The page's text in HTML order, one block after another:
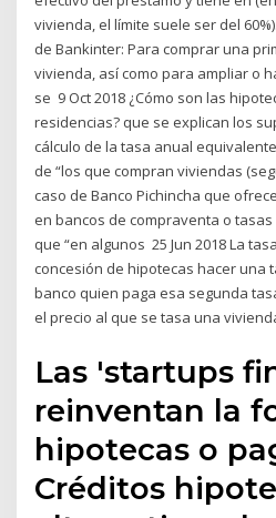
vivienda, el límite suele ser del
de Bankinter: Para comprar una
vivienda, así como para ampliar o
se 9 Oct 2018 ¿Cómo son las
residencias? que se explican los
cálculo de la tasa anual
de “los que compran viviendas
caso de Banco Pichincha que
en bancos de compraventa o
que “en algunos 25 Jun 2018 La
concesión de hipotecas hacer una
banco quien paga esa segunda
el precio al que se tasa una
Las 'startups
reinventan la
hipotecas o
Créditos